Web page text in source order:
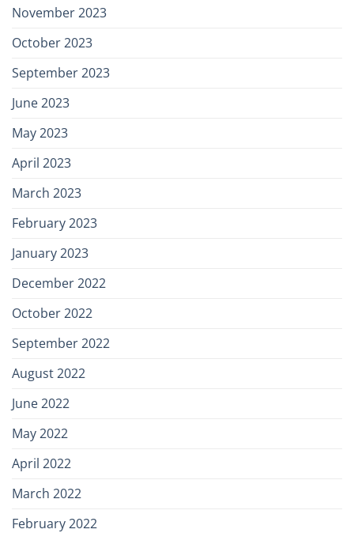
November 2023
October 2023
September 2023
June 2023
May 2023
April 2023
March 2023
February 2023
January 2023
December 2022
October 2022
September 2022
August 2022
June 2022
May 2022
April 2022
March 2022
February 2022